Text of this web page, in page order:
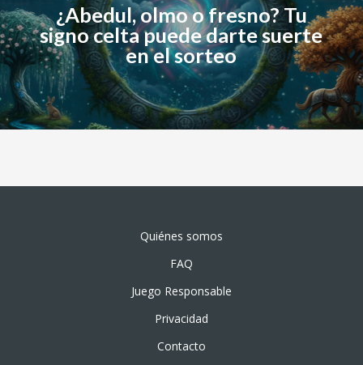
¿Abedul, olmo o fresno? Tu
signo celta puede darte suerte
en el sorteo
Quiénes somos
FAQ
Juego Responsable
Privacidad
Contacto